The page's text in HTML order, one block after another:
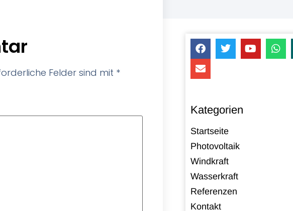
Felder sind mit *
Kategorien
Startseite
Photovoltaik
Windkraft
Wasserkraft
Referenzen
Kontakt